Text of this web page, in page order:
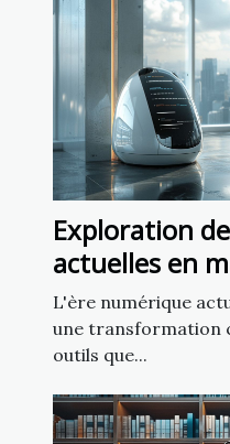
Exploration
actuelles en
création de
L'ère numérique
une transformation
outils que...